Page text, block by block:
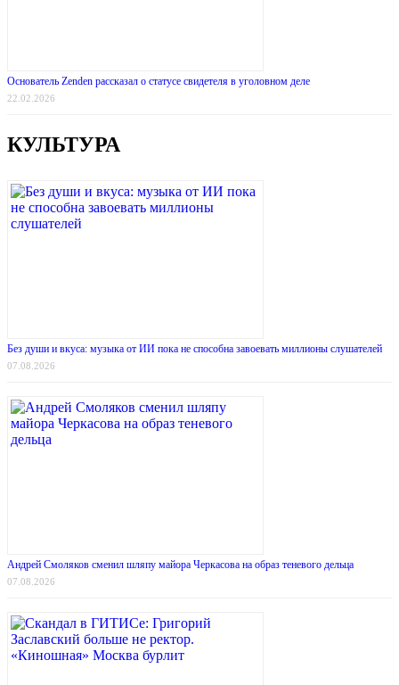
Основатель Zenden рассказал о статусе свидетеля в уголовном деле
22.02.2026
КУЛЬТУРА
Без души и вкуса: музыка от ИИ пока не способна завоевать миллионы слушателей
07.08.2026
Андрей Смоляков сменил шляпу майора Черкасова на образ теневого дельца
07.08.2026